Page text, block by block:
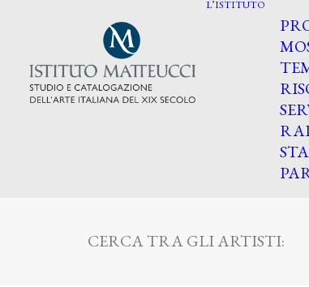
L’ISTITUTO
CERCA TRA GLI ARTISTI: